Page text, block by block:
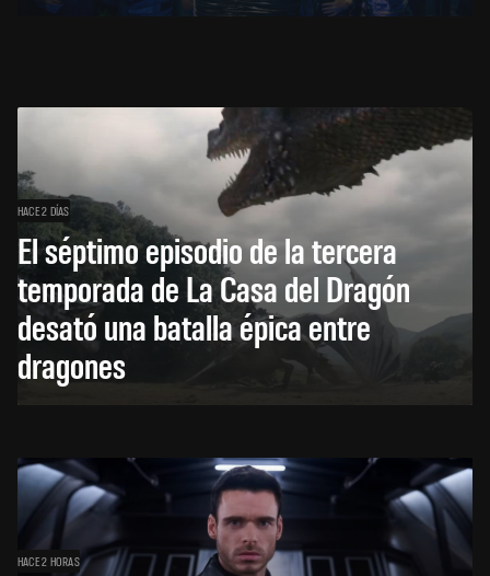
HACE 2 DÍAS
El séptimo episodio de la tercera
temporada de La Casa del Dragón
desató una batalla épica entre
dragones
HACE 2 HORAS